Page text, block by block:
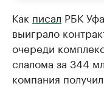
Как писал РБК
выиграло
очереди
слалома за 344
компания